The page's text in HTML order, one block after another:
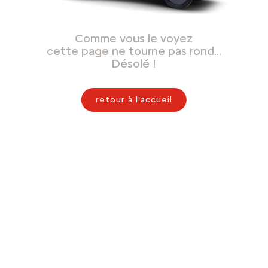
Comme vous le voyez
cette page ne tourne pas rond…
Désolé !
retour à l'accueil